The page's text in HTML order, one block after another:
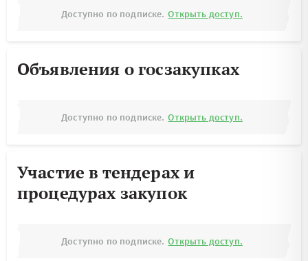
Доступно по подписке. Открыть доступ.
Объявления о госзакупках
Доступно по подписке. Открыть доступ.
Участие в тендерах и
процедурах закупок
Доступно по подписке. Открыть доступ.